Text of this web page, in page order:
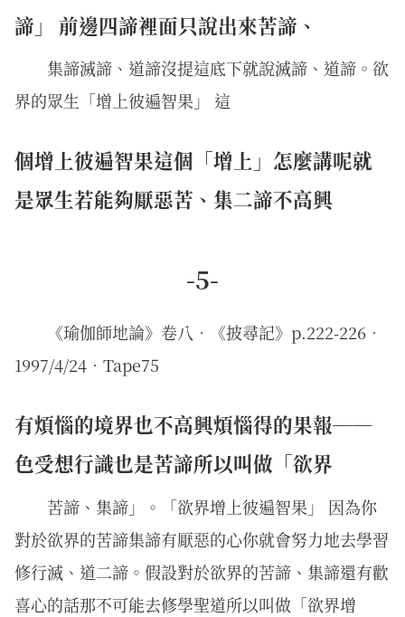
諦」 前邊四諦裡面只說出來苦諦、
集諦滅諦、道諦沒提這底下就說滅諦、道諦。欲
界的眾生「增上彼遍智果」 這
個增上彼遍智果這個「增上」怎麼講呢就
是眾生若能夠厭惡苦、集二諦不高興
-5-
《瑜伽師地論》卷八．《披尋記》p.222-226．
1997/4/24‧Tape75
有煩惱的境界也不高興煩惱得的果報──
色受想行識也是苦諦所以叫做「欲界
苦諦、集諦」。「欲界增上彼遍智果」 因為你
對於欲界的苦諦集諦有厭惡的心你就會努力地去學習
修行滅、道二諦。假設對於欲界的苦諦、集諦還有歡
喜心的話那不可能去修學聖道所以叫做「欲界增